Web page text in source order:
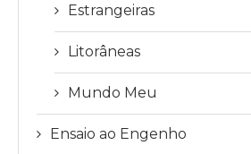
Estrangeiras
Litorâneas
Mundo Meu
Ensaio ao Engenho